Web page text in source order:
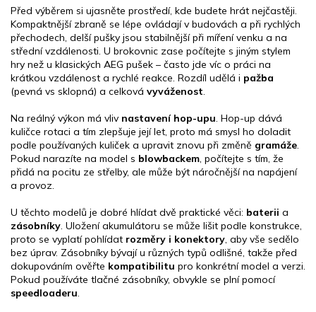
v
ý
p
i
s
u
Před výběrem si ujasněte prostředí, kde budete hrát nejčastěji.
Kompaktnější zbraně se lépe ovládají v budovách a při rychlých
přechodech, delší pušky jsou stabilnější při míření venku a na
střední vzdálenosti. U brokovnic zase počítejte s jiným stylem
hry než u klasických AEG pušek – často jde víc o práci na
krátkou vzdálenost a rychlé reakce. Rozdíl udělá i pažba
(pevná vs sklopná) a celková vyváženost.
Na reálný výkon má vliv nastavení hop-upu. Hop-up dává
kuličce rotaci a tím zlepšuje její let, proto má smysl ho doladit
podle používaných kuliček a upravit znovu při změně gramáže.
Pokud narazíte na model s blowbackem, počítejte s tím, že
přidá na pocitu ze střelby, ale může být náročnější na napájení
a provoz.
U těchto modelů je dobré hlídat dvě praktické věci: baterii a
zásobníky. Uložení akumulátoru se může lišit podle konstrukce,
proto se vyplatí pohlídat rozměry i konektory, aby vše sedělo
bez úprav. Zásobníky bývají u různých typů odlišné, takže před
dokupováním ověřte kompatibilitu pro konkrétní model a verzi.
Pokud používáte tlačné zásobníky, obvykle se plní pomocí
speedloaderu.